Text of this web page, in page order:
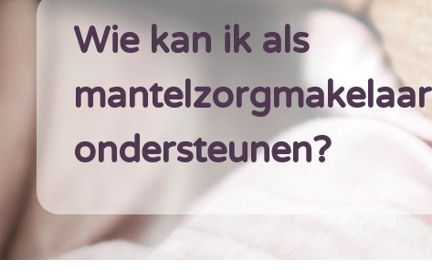
Wie kan ik als
mantelzorgmakelaar
ondersteunen?